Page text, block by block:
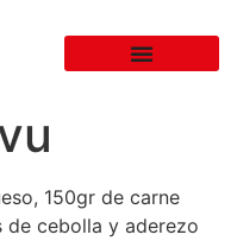
150gr de carne
de cebolla y aderezo